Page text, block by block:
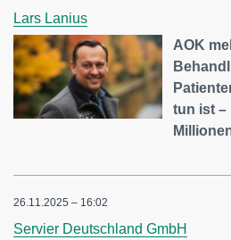
Lars Lanius
AOK
tun ist –
26.11.2025 – 16:02
Servier Deutschland GmbH